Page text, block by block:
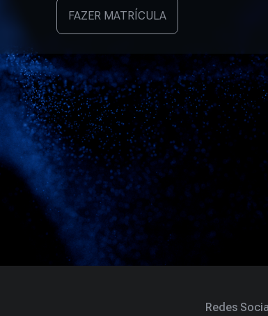
FAZER MATRÍCULA
Redes